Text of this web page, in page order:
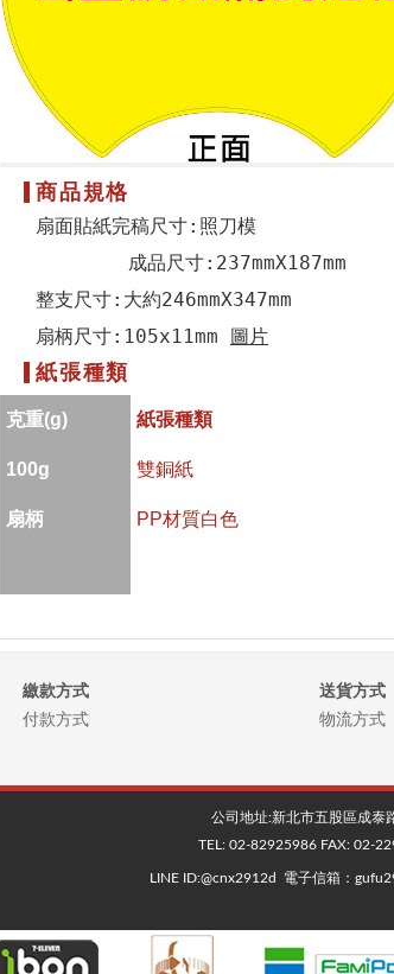
商品規格
扇面貼紙完稿尺寸:照刀模
成品尺寸:237mmX187mm
整支尺寸:大約246mmX347mm
扇柄尺寸:105x11mm
圖片
紙張種類
克重(g) 紙張種類
100g 雙銅紙
扇柄 PP材質白色
繳款方式
付款方式
送貨方式
物流方式
公司地址:新北市五股區成泰
TEL: 02-82925986 FAX: 02-
LINE ID:@cnx2912d 電子信箱：